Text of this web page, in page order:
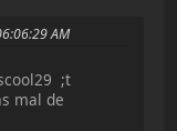
AM
;t
mal de